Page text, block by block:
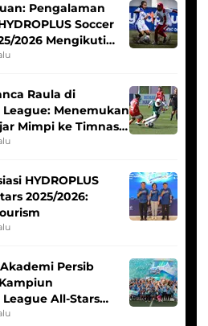
Pengalaman
Soccer
2026 Mengikuti
Putri
Raula di
League: Menemukan
Mimpi ke Timnas
HYDROPLUS
2025/2026:
Akademi Persib
League All-Stars